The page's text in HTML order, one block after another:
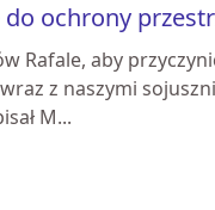
ochrony
Rafale, aby
z naszymi
M...